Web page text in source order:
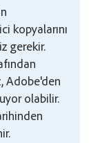
kopyalarını
gerekir.
Adobe'den
olabilir.